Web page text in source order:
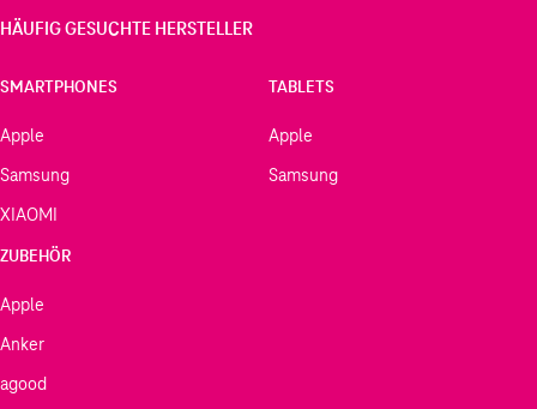
HÄUFIG GESUCHTE HERSTELLER
SMARTPHONES
Apple
Samsung
XIAOMI
TABLETS
Apple
Samsung
ZUBEHÖR
Apple
Anker
agood